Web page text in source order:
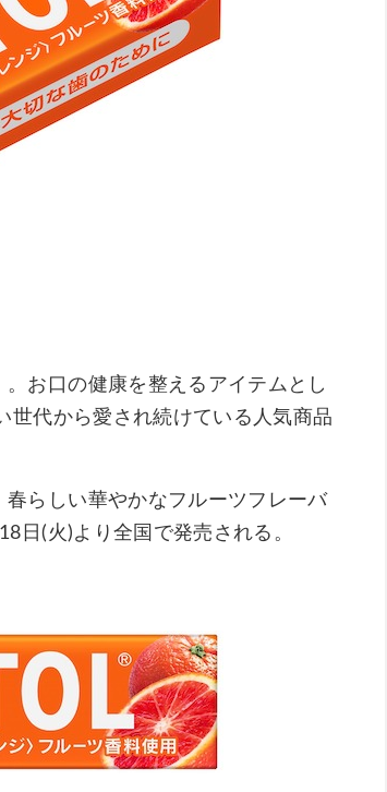
お口の健康を整えるアイテムとし
世代から愛され続けている人気商品
らしい華やかなフルーツフレーバ
日(火)より全国で発売される。